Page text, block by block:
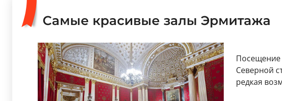
Самые красивые залы Эрмитажа
Посещение
Северной
редкая